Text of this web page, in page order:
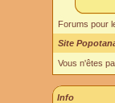
Forums pour
Site
Vous n'êtes
Info